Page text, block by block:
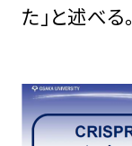
た」と述べる。